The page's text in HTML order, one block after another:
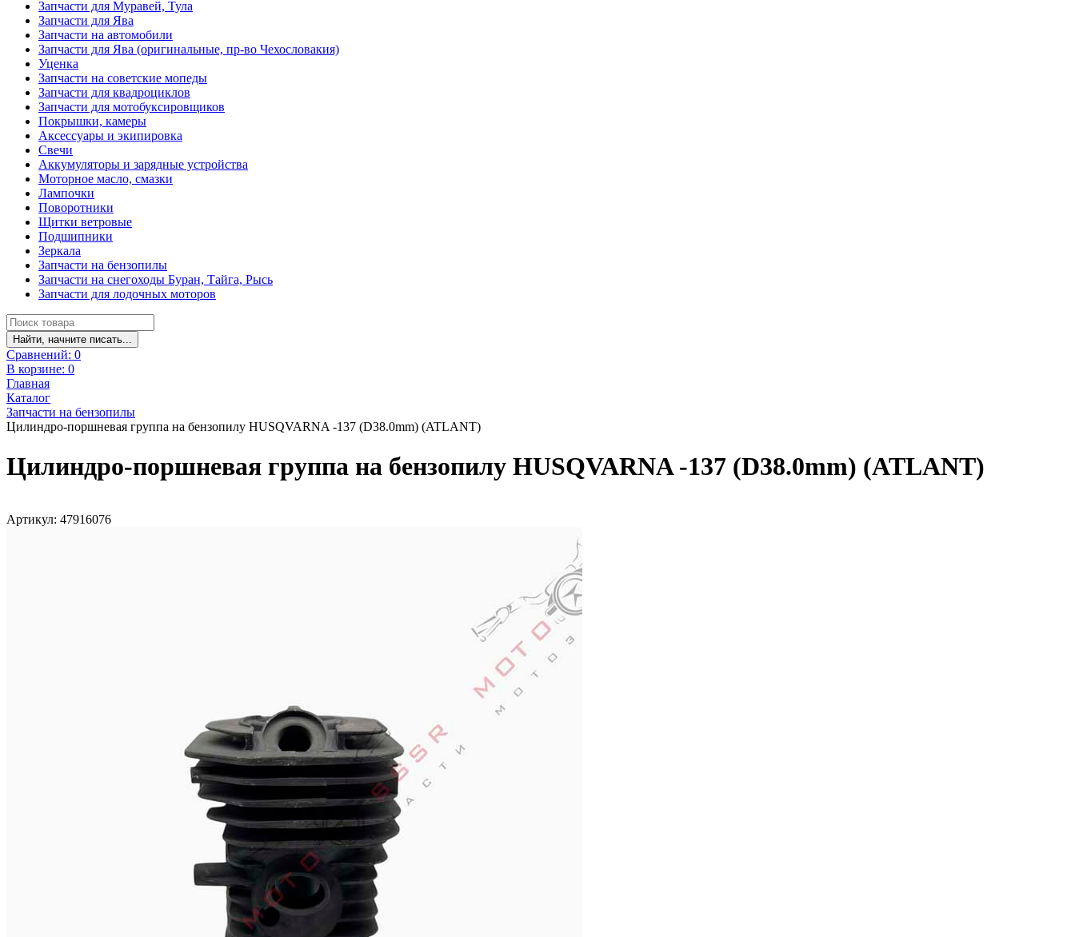
Запчасти для Муравей, Тула
Запчасти для Ява
Запчасти на автомобили
Запчасти для Ява (оригинальные, пр-во Чехословакия)
Уценка
Запчасти на советские мопеды
Запчасти для квадроциклов
Запчасти для мотобуксировщиков
Покрышки, камеры
Аксессуары и экипировка
Свечи
Аккумуляторы и зарядные устройства
Моторное масло, смазки
Лампочки
Поворотники
Щитки ветровые
Подшипники
Зеркала
Запчасти на бензопилы
Запчасти на снегоходы Буран, Тайга, Рысь
Запчасти для лодочных моторов
Найти, начните писать...
Сравнений: 0
В корзине: 0
Главная
Каталог
Запчасти на бензопилы
Цилиндро-поршневая группа на бензопилу HUSQVARNA -137 (D38.0mm) (ATLANT)
Цилиндро-поршневая группа на бензопилу HUSQVARNA -137 (D38.0mm) (ATLANT)
Артикул: 47916076